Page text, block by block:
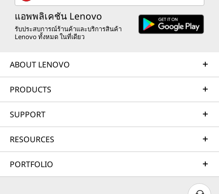
แอพพลิเคชัน Lenovo
รับประสบการณ์ร้านค้าและบริการสินค้า
Lenovo ทั้งหมด ในที่เดียว
ABOUT LENOVO
PRODUCTS
SUPPORT
RESOURCES
PORTFOLIO